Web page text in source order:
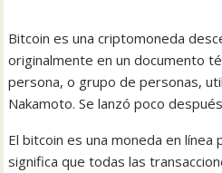
Bitcoin es una criptomoneda
originalmente en un documento
persona, o grupo de personas,
Nakamoto. Se lanzó poco
El bitcoin es una moneda en
significa que todas las